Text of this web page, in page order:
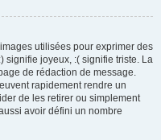
utilisées pour exprimer des
signifie joyeux, :( signifie triste. La
de rédaction de message.
rapidement rendre un
de les retirer ou simplement
avoir défini un nombre